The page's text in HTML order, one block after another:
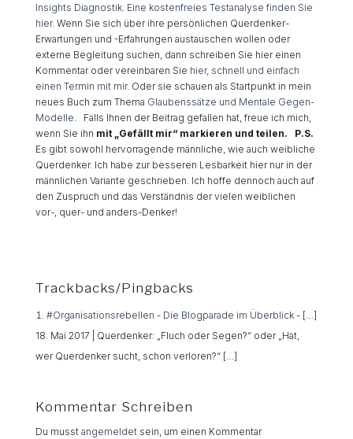
Insights Diagnostik. Eine kostenfreies Testanalyse finden Sie
hier. Wenn Sie sich über ihre persönlichen Querdenker-
Erwartungen und -Erfahrungen austauschen wollen oder
externe Begleitung suchen, dann schreiben Sie hier einen
Kommentar oder vereinbaren Sie hier, schnell und einfach
einen Termin mit mir. Oder sie schauen als Startpunkt in mein
neues Buch zum Thema Glaubenssätze und Mentale Gegen-
Modelle
Falls Ihnen der Beitrag gefallen hat, freue ich mich,
wenn Sie ihn mit „Gefällt mir“ markieren und teilen.
P.S.
Es gibt sowohl hervorragende männliche, wie auch weibliche
Querdenker. Ich habe zur besseren Lesbarkeit hier nur in der
männlichen Variante geschrieben. Ich hoffe dennoch auch auf
den Zuspruch und das Verständnis der vielen weiblichen
vor-, quer- und anders-Denker!
Trackbacks/Pingbacks
#Organisationsrebellen - Die Blogparade im Überblick- […]
18. Mai 2017 | Querdenker: „Fluch oder Segen?“ oder „Hat,
wer Querdenker sucht, schon verloren?“ […]
Kommentar Schreiben
Du musst angemeldetsein, um einen Kommentar